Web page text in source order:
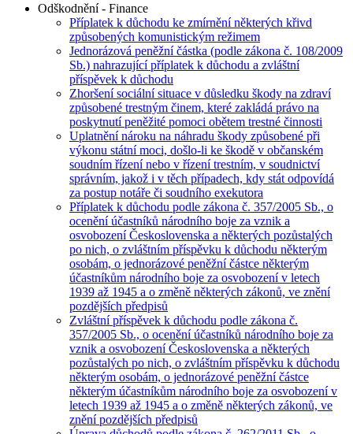
Odškodnění - Finance
Příplatek k důchodu ke zmírnění některých křivd
způsobených komunistickým režimem
Jednorázová peněžní částka (podle zákona č. 108/2009
Sb.) nahrazující příplatek k důchodu a zvláštní
příspěvek k důchodu
Zhoršení sociální situace v důsledku škody na zdraví
způsobené trestným činem, které zakládá právo na
poskytnutí peněžité pomoci obětem trestné činnosti
Uplatnění nároku na náhradu škody způsobené při
výkonu státní moci, došlo-li ke škodě v občanském
soudním řízení nebo v řízení trestním, v soudnictví
správním, jakož i v těch případech, kdy stát odpovídá
za postup notáře či soudního exekutora
Příplatek k důchodu podle zákona č. 357/2005 Sb., o
ocenění účastníků národního boje za vznik a
osvobození Československa a některých pozůstalých
po nich, o zvláštním příspěvku k důchodu některým
osobám, o jednorázové peněžní částce některým
účastníkům národního boje za osvobození v letech
1939 až 1945 a o změně některých zákonů, ve znění
pozdějších předpisů
Zvláštní příspěvek k důchodu podle zákona č.
357/2005 Sb., o ocenění účastníků národního boje za
vznik a osvobození Československa a některých
pozůstalých po nich, o zvláštním příspěvku k důchodu
některým osobám, o jednorázové peněžní částce
některým účastníkům národního boje za osvobození v
letech 1939 až 1945 a o změně některých zákonů, ve
znění pozdějších předpisů